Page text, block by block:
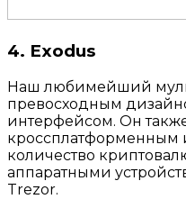
4. Exodus
Наш любимейший
превосходным
интерфейсом. Он
кроссплатформенным
количество
аппаратными
Trezor.